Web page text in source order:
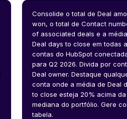
Consolide o total de Deal
won, o total de Contact
of associated deals e a
Deal days to close em todas
contas do HubSpot
para Q2 2026. Divida por
Deal owner. Destaque
conta onde a média de Deal
to close esteja 20% acima da
mediana do portfólio. Gere
tabela.